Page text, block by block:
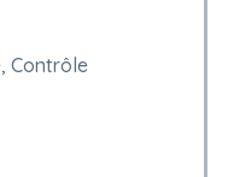
Contrôle